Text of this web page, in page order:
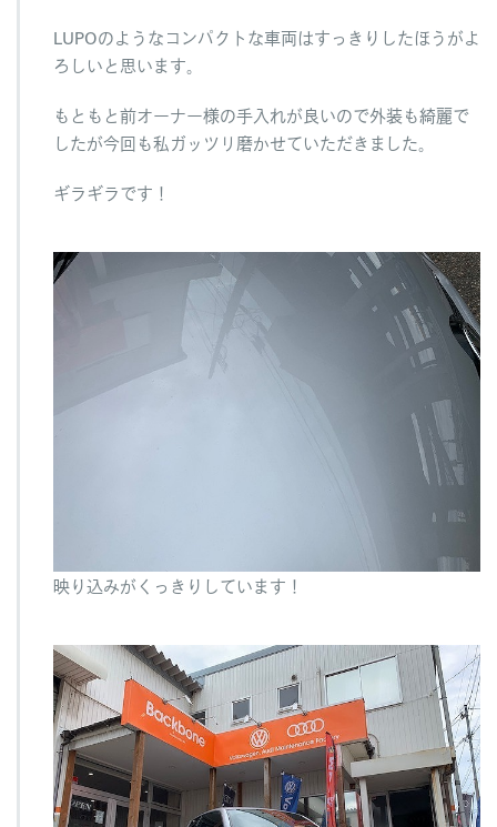
LUPOのようなコンパクトな車両はすっきりしたほうがよ
ろしいと思います。
もともと前オーナー様の手入れが良いので外装も綺麗で
したが今回も私ガッツリ磨かせていただきました。
ギラギラです！
映り込みがくっきりしています！